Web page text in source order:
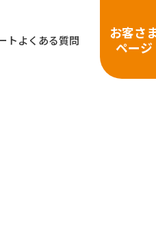
トよくある質問
お客さ
ページ